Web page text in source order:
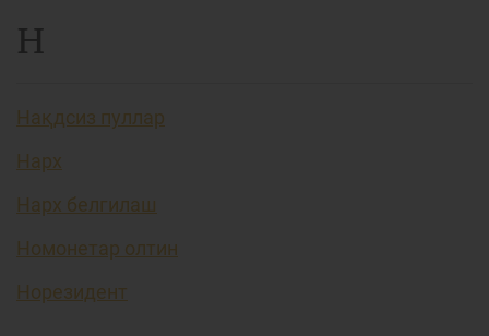
Н
Нақдсиз пуллар
Нарх
Нарх белгилаш
Номонетар олтин
Норезидент